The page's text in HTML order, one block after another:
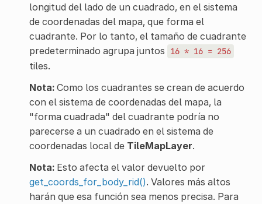
longitud del lado de un cuadrado, en el sistema
de coordenadas del mapa, que forma el
cuadrante. Por lo tanto, el tamaño de cuadrante
predeterminado agrupa juntos
16 * 16 = 256
tiles.
Nota:Como los cuadrantes se crean de acuerdo
con el sistema de coordenadas del mapa, la
"forma cuadrada" del cuadrante podría no
parecerse a un cuadrado en el sistema de
coordenadas local de TileMapLayer.
Nota:Esto afecta el valor devuelto por
get_coords_for_body_rid(). Valores más altos
harán que esa función sea menos precisa. Para